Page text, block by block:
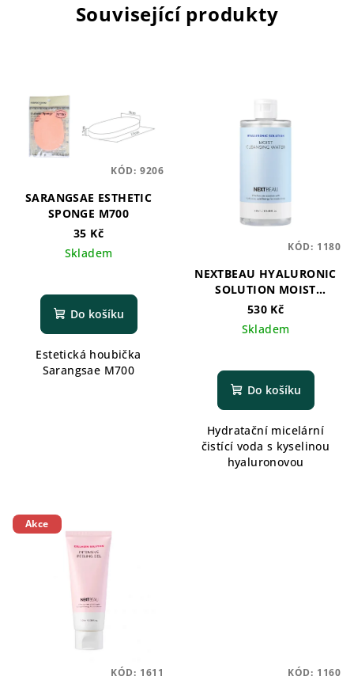
Související produkty
SARANGSAE ESTHETIC
SPONGE M700
35 Kč
Skladem
Do košíku
Estetická houbička
Sarangsae M700
KÓD: 9206
NEXTBEAU HYALURONIC
SOLUTION MOIST
CLEANSING WATER
530 Kč
Skladem
Do košíku
Hydratační micelární
čistící voda s kyselinou
hyaluronovou
KÓD: 1180
Akce
KÓD: 1611 KÓD: 1160